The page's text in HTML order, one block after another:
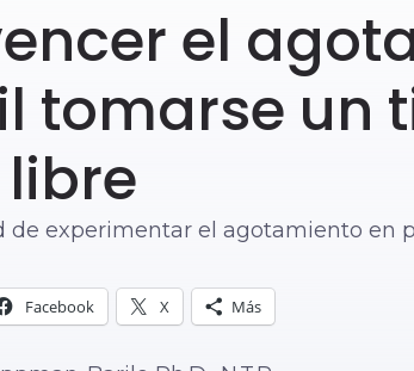
el
tomarse un
libre
de experimentar el agotamiento en
Facebook X Más